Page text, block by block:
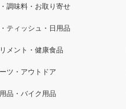
調味料・お取り寄せ
ティッシュ・日用品
メント・健康食品
ツ・アウトドア
品・バイク用品